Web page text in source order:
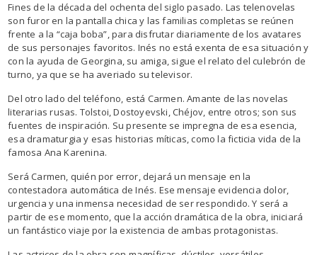
Fines de la década del ochenta del siglo pasado. Las telenovelas
son furor en la pantalla chica y las familias completas se reúnen
frente a la “caja boba”, para disfrutar diariamente de los avatares
de sus personajes favoritos. Inés no está exenta de esa situación y
con la ayuda de Georgina, su amiga, sigue el relato del culebrón de
turno, ya que se ha averiado su televisor.
Del otro lado del teléfono, está Carmen. Amante de las novelas
literarias rusas. Tolstoi, Dostoyevski, Chéjov, entre otros; son sus
fuentes de inspiración. Su presente se impregna de esa esencia,
esa dramaturgia y esas historias míticas, como la ficticia vida de la
famosa Ana Karenina.
Será Carmen, quién por error, dejará un mensaje en la
contestadora automática de Inés. Ese mensaje evidencia dolor,
urgencia y una inmensa necesidad de ser respondido. Y será a
partir de ese momento, que la acción dramática de la obra, iniciará
un fantástico viaje por la existencia de ambas protagonistas.